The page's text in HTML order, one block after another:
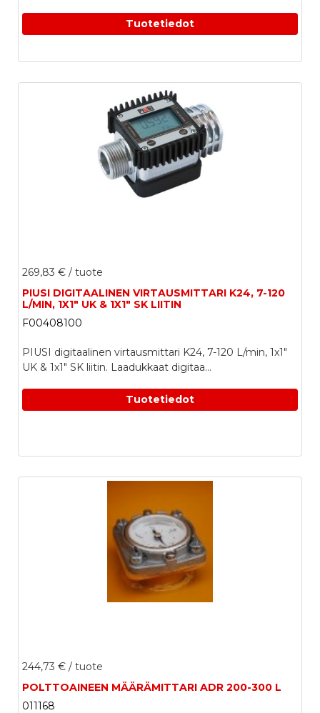
Tuotetiedot
269,83 € / tuote
PIUSI DIGITAALINEN VIRTAUSMITTARI K24, 7-120
L/MIN, 1X1" UK & 1X1" SK LIITIN
F00408100
PIUSI digitaalinen virtausmittari K24, 7-120 L/min, 1x1"
UK & 1x1" SK liitin. Laadukkaat digitaa...
Tuotetiedot
244,73 € / tuote
POLTTOAINEEN MÄÄRÄMITTARI ADR 200-300 L
011168